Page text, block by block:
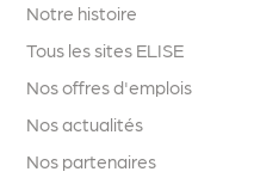
Notre histoire
Tous les sites ELISE
Nos offres d'emplois
Nos actualités
Nos partenaires